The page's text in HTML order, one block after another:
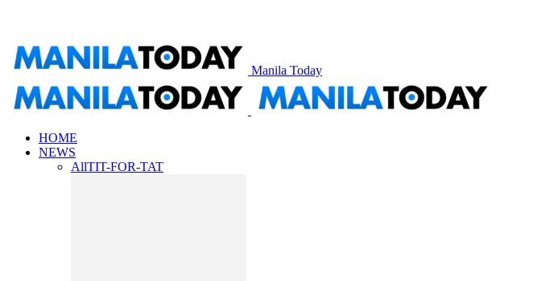
Manila Today
HOME
NEWS
AllTIT-FOR-TAT